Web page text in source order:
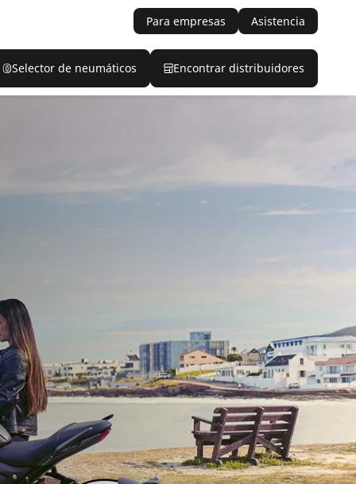
Para empresas Asistencia
Selector de neumáticos Encontrar distribuidores